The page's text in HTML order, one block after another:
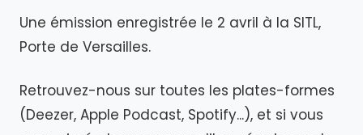
Une émission enregistrée le 2 avril à la SITL,
Porte de Versailles.
Retrouvez-nous sur toutes les plates-formes
(Deezer, Apple Podcast, Spotify...), et si vous